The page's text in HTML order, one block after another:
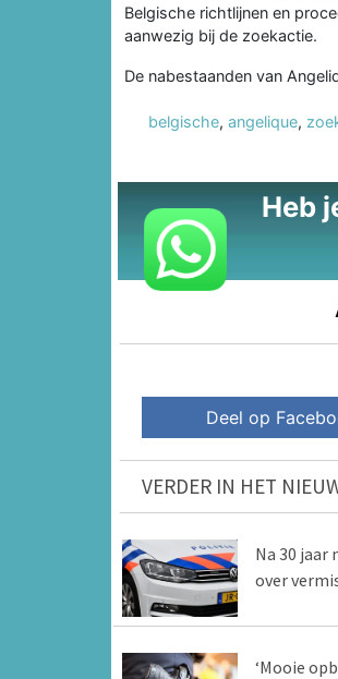
Belgische richtlijnen en
aanwezig bij de zoekactie.
De nabestaanden van
belgische, angelique,
Heb
Deel op
VERDER IN HET
Na 30 jaar
over
‘Mooie